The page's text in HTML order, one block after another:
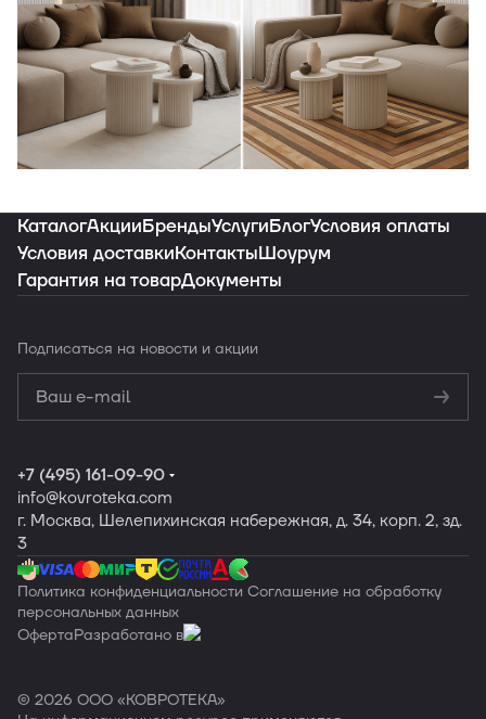
ваш интерьер
Заказать подборку
КаталогАкцииБрендыУслугиБлогУсловия оплаты
Условия доставкиКонтактыШоурум
Гарантия на товарДокументы
Подписаться на новости и акции
конфиденциальности
Обработку
персональных данных
+7 (495) 161-09-90
info@kovroteka.com
г. Москва, Шелепихинская набережная, д. 34, корп. 2, зд.
3
Политика конфиденциальности Соглашение на обработку
персональных данных
ОфертаРазработано в
© 2026 ООО «КОВРОТЕКА»